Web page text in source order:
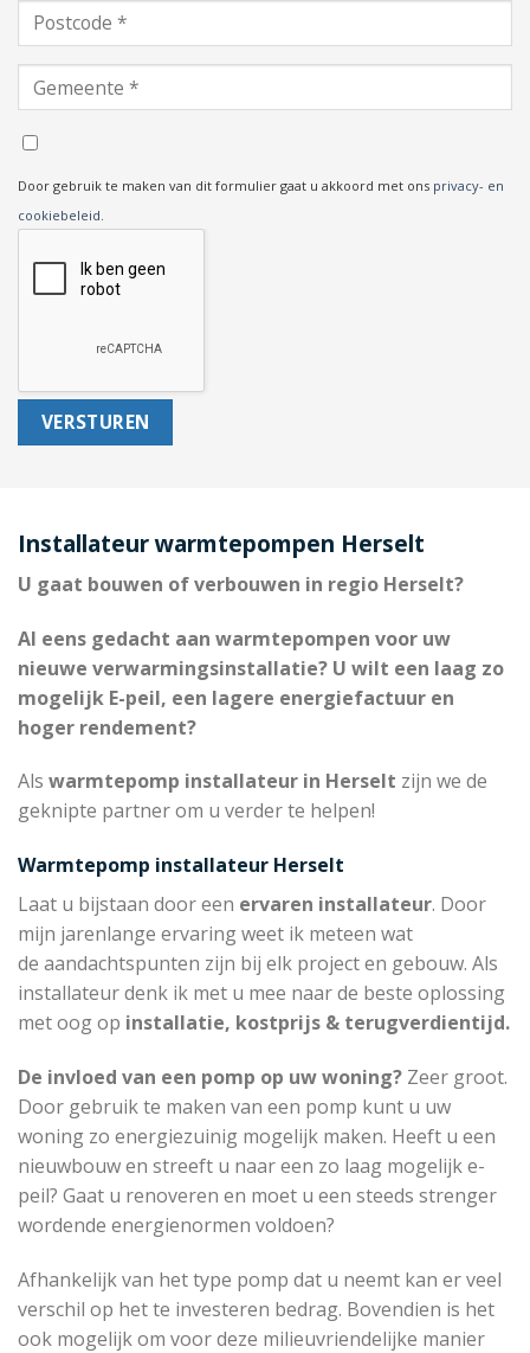
Door gebruik te maken van dit formulier gaat u akkoord met ons privacy- en
cookiebeleid
Installateur warmtepompen Herselt
U gaat bouwen of verbouwen in regio Herselt?
Al eens gedacht aan warmtepompen voor uw
nieuwe verwarmingsinstallatie? U wilt een laag zo
mogelijk E-peil, een lagere energiefactuur en
hoger rendement?
Als warmtepomp installateur in Herselt zijn we de
geknipte partner om u verder te helpen!
Warmtepomp installateur Herselt
Laat u bijstaan door een ervaren installateur. Door
mijn jarenlange ervaring weet ik meteen wat
de aandachtspunten zijn bij elk project en gebouw. Als
installateur denk ik met u mee naar de beste oplossing
met oog op installatie, kostprijs & terugverdientijd.
De invloed van een pomp op uw woning? Zeer groot.
Door gebruik te maken van een pomp kunt u uw
woning zo energiezuinig mogelijk maken. Heeft u een
nieuwbouw en streeft u naar een zo laag mogelijk e-
peil? Gaat u renoveren en moet u een steeds strenger
wordende energienormen voldoen?
Afhankelijk van het type pomp dat u neemt kan er veel
verschil op het te investeren bedrag. Bovendien is het
ook mogelijk om voor deze milieuvriendelijke manier